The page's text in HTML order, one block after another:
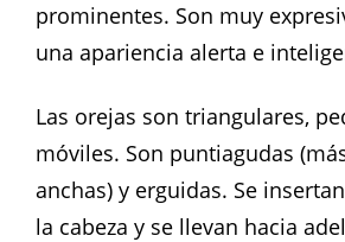
prominentes. Son muy
una apariencia alerta e
Las orejas son triangulares,
móviles. Son puntiagudas
anchas) y erguidas. Se
la cabeza y se llevan hacia